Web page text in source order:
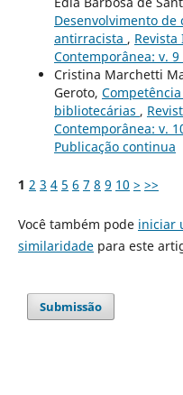
Desenvolvimento
antirracista ,
Contemporânea: v.
Cristina Marchetti
Geroto,
bibliotecárias ,
Contemporânea: v.
Publicação continua
1 2 3 4 5 6 7 8 9 10 > >>
Você também pode iniciar
similaridadepara este
Submissão